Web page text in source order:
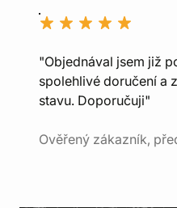
"Objednával jsem již
spolehlivé doručení a
stavu. Doporučuji"
Ověřený zákazník,